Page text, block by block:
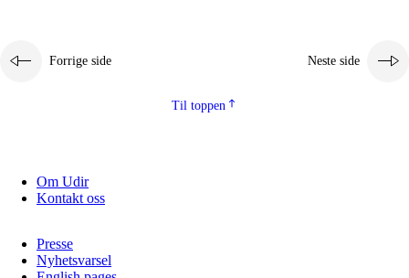
Forrige side Neste side
Til toppen
Om Udir
Kontakt oss
Presse
Nyhetsvarsel